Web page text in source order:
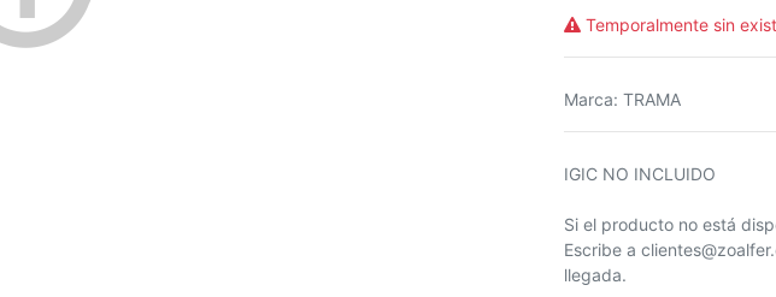
Temporalmente sin
Marca: TRAMA
IGIC NO INCLUIDO
Si el producto no está
Escribe a
llegada.